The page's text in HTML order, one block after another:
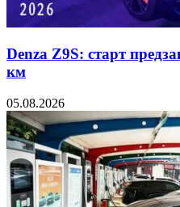
Denza Z9S: старт
км
05.08.2026